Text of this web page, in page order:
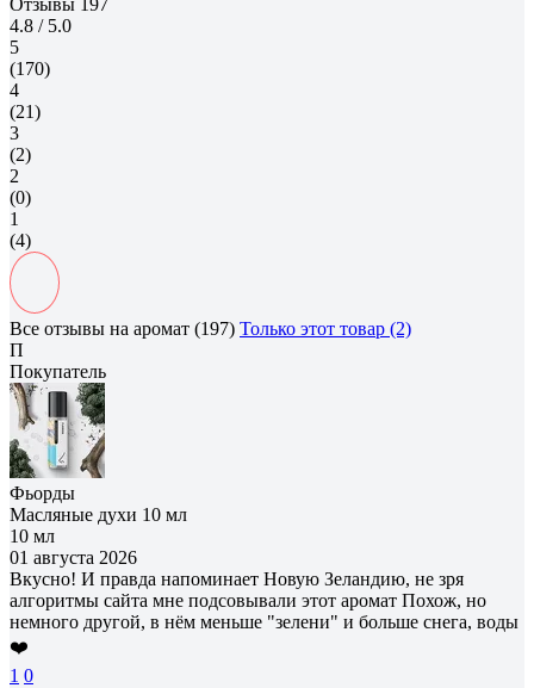
4.8 / 5.0
5
(170)
4
(21)
3
(2)
2
(0)
1
(4)
Все отзывы на аромат (197) Только этот товар (2)
П
Покупатель
Фьорды
Масляные духи 10 мл
10 мл
01 августа 2026
Вкусно! И правда напоминает Новую Зеландию, не зря
алгоритмы сайта мне подсовывали этот аромат Похож, но
немного другой, в нём меньше "зелени" и больше снега, воды
❤️
1 0